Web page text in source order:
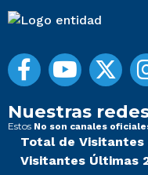
Nuestras
Estos No son canales
Total de Visitantes
Visitantes Últimas